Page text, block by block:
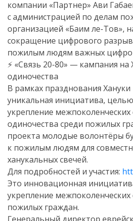
компании «Партнер» Ави
с администрацией по делам
организацией «Баим ле-Тов»,
сокращение цифрового
пожилым людям важных
⚡️ «Связь 20-80» — кампания
одиночества
В рамках празднования Хануки
уникальная инициатива,
укрепление межпоколенческих
одиночества среди пожилых
проекта молодые волонтёры
к пожилым людям для
ханукальных свечей.
Для подробностей и участия:
Это инновационная
укрепление
пожилых граждан.